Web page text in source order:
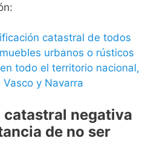
catastral de todos
urbanos o rústicos
todo el territorio nacional,
y Navarra
negativa
de no ser